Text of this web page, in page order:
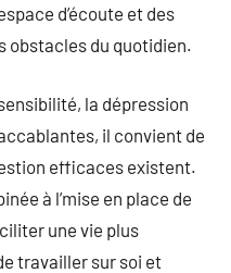
d’écoute et des
obstacles du quotidien.
la dépression
il convient de
efficaces existent.
à l’mise en place de
une vie plus
travailler sur soi et